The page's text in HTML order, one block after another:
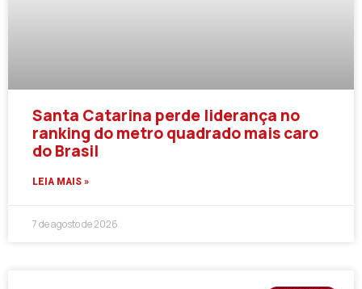
Santa Catarina perde liderança no
ranking do metro quadrado mais caro
do Brasil
LEIA MAIS »
7 de agosto de 2026